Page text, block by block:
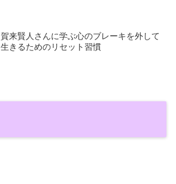
賀来賢人さんに学ぶ心のブレーキを外して
生きるためのリセット習慣